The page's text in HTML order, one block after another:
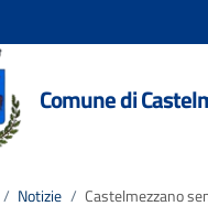
Comune di
/ Notizie / Castelmezzano